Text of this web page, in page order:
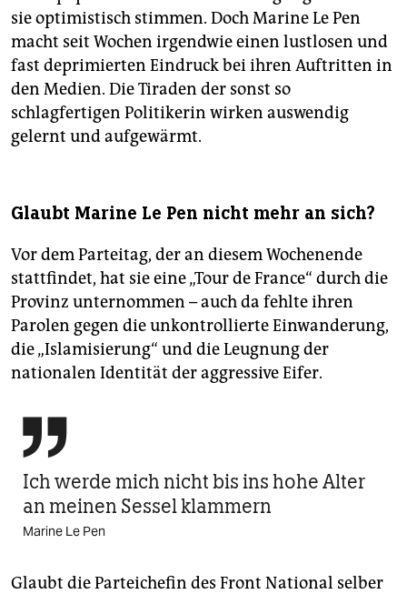
sie optimistisch stimmen. Doch Marine Le Pen
macht seit Wochen irgendwie einen lustlosen und
fast deprimierten Eindruck bei ihren Auftritten in
den Medien. Die Tiraden der sonst so
schlagfertigen Politikerin wirken auswendig
gelernt und aufgewärmt.
Glaubt Marine Le Pen nicht mehr an sich?
Vor dem Parteitag, der an diesem Wochenende
stattfindet, hat sie eine „Tour de France“ durch die
Provinz unternommen – auch da fehlte ihren
Parolen gegen die unkontrollierte Einwanderung,
die „Islamisierung“ und die Leugnung der
nationalen Identität der aggressive Eifer.

Ich werde mich nicht bis ins hohe Alter
an meinen Sessel klammern
Marine Le Pen
Glaubt die Parteichefin des Front National selber